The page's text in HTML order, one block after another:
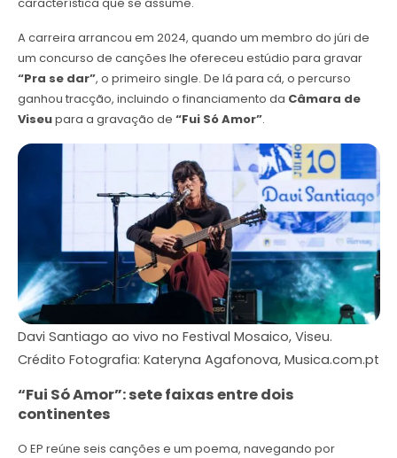
A carreira arrancou em 2024, quando um membro do júri de
um concurso de canções lhe ofereceu estúdio para gravar
“Pra se dar”, o primeiro single. De lá para cá, o percurso
ganhou tracção, incluindo o financiamento da Câmara de
Viseupara a gravação de “Fui Só Amor”.
Davi Santiago ao vivo no Festival Mosaico, Viseu.
Crédito Fotografia: Kateryna Agafonova, Musica.com.pt
“Fui Só Amor”: sete faixas entre dois
continentes
O EP reúne seis canções e um poema, navegando por